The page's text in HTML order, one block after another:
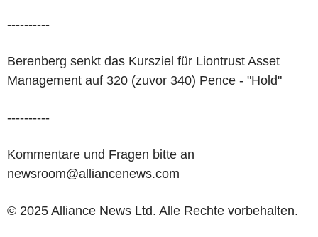
----------
Berenberg senkt das Kursziel für Liontrust Asset
Management auf 320 (zuvor 340) Pence - "Hold"
----------
Kommentare und Fragen bitte an
newsroom@alliancenews.com
© 2025 Alliance News Ltd. Alle Rechte vorbehalten.